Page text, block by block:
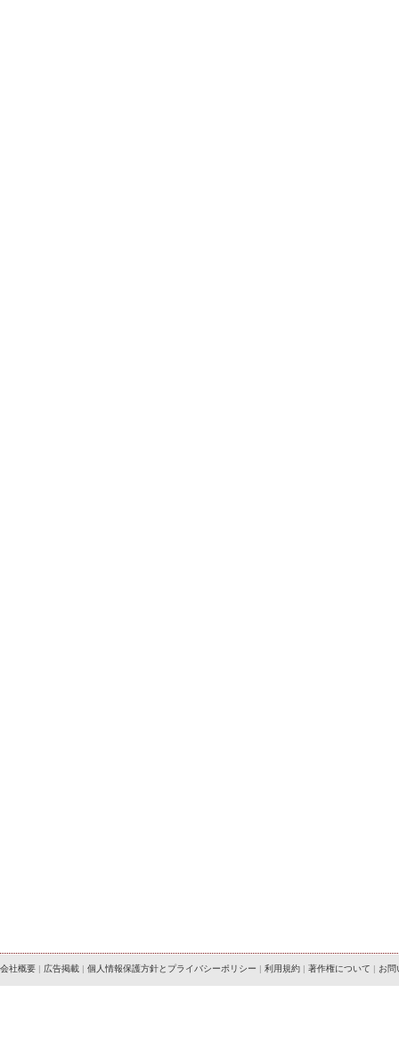
会社概要 | 広告掲載 | 個人情報保護方針とプライバシーポリシー | 利用規約 | 著作権について | お問